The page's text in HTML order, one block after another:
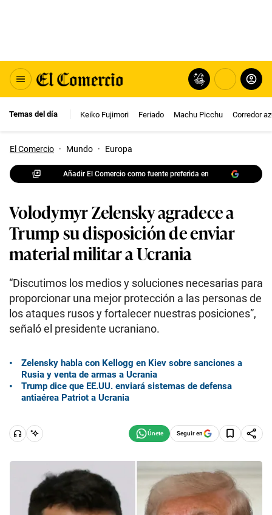
Temas del día Keiko Fujimori Feriado Machu Picchu Corredor
El Comercio · Mundo · Europa
Añadir El Comercio como fuente preferida en
Volodymyr Zelensky agradece a
Trump su disposición de enviar
material militar a Ucrania
“Discutimos los medios y soluciones necesarias para
proporcionar una mejor protección a las personas de
los ataques rusos y fortalecer nuestras posiciones”,
señaló el presidente ucraniano.
Zelensky habla con Kellogg en Kiev sobre sanciones a
Rusia y venta de armas a Ucrania
Trump dice que EE.UU. enviará sistemas de defensa
antiaérea Patriot a Ucrania
Seguir en